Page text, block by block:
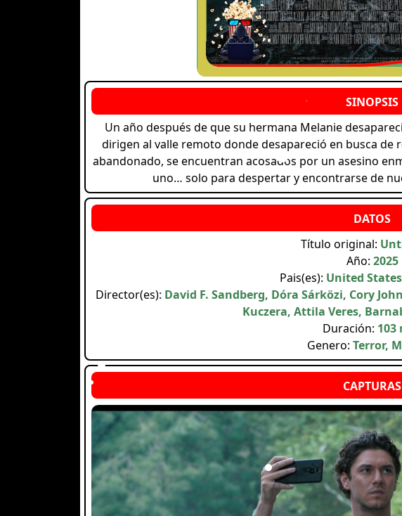
Un año después de que su hermana Melanie
dirigen al valle remoto donde desapareció en busca de
abandonado, se encuentran acosados ​​por un asesino
uno… solo para despertar y encontrarse de
Título original:
Año: 2025
Pais(es): United
Director(es): David F. Sandberg, Dóra Sárközi, Cory
Kuczera, Attila Veres,
Duración: 103
Genero: Terror,